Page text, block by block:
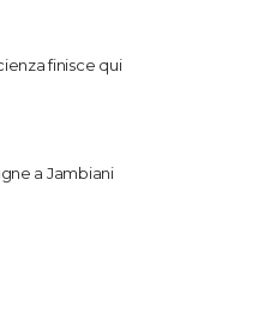
finisce qui
a Jambiani